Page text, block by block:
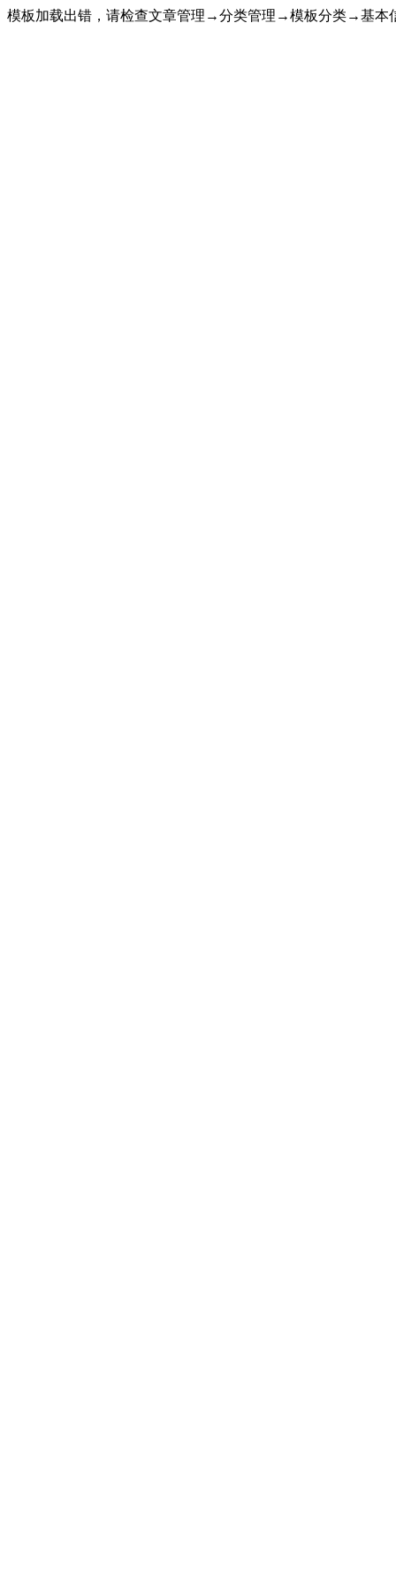
模板加载出错，请检查文章管理→分类管理→模板分类→基本